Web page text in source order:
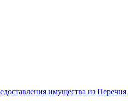
имущества из Перечня